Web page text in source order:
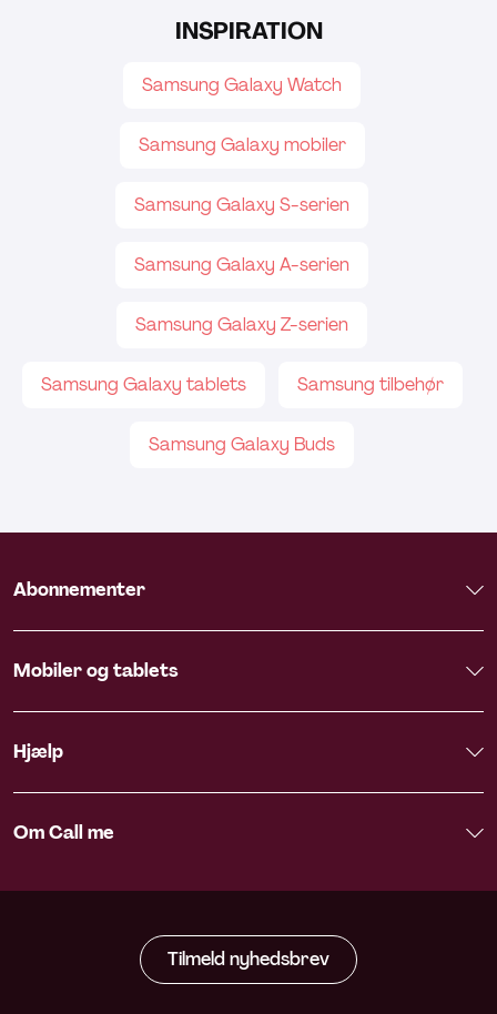
INSPIRATION
Samsung Galaxy Watch
Samsung Galaxy mobiler
Samsung Galaxy S-serien
Samsung Galaxy A-serien
Samsung Galaxy Z-serien
Samsung Galaxy tablets Samsung tilbehør
Samsung Galaxy Buds
Abonnementer
Mobiler og tablets
Hjælp
Om Call me
Tilmeld nyhedsbrev